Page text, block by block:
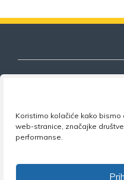
Koristimo kolačiće kako
web-stranice, značajke
performanse.
Nezavisni sindikat
obrazovanja
Zagreb •Tel: +385 1 4847